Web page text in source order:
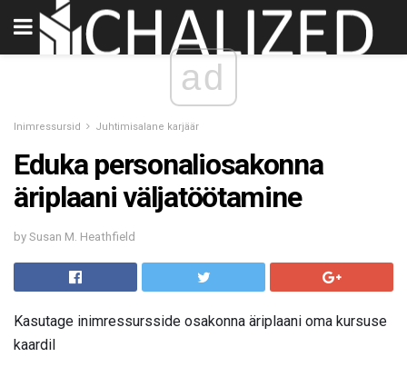
ad
Inimressursid Juhtimisalane karjäär
Eduka personaliosakonna
äriplaani väljatöötamine
by Susan M. Heathfield
Kasutage inimressursside osakonna äriplaani oma kursuse
kaardil